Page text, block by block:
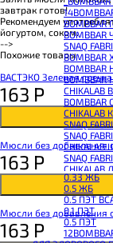
BOMBBAR
SNAQ
BOMBBAR
CHIKALAB
SNAQ
SNAQ
CHIKALAB
SNAQ
CHIKALAB
BOMBBAR
BOMBBAR
BOMBBAR
BOMBBAR
CHIKALAB
CHIKALAB
0.33 ЖБ
0.5 ЖБ
0.5 ПЭТ
0.1 ПЭТ
0.5 ПЭТ
завтрак готов!
Рекомендуем
йогуртом, соком.
-->
Похожие товары
ВАСТЭКО Зеленая
163 Р
Мюсли без добавления
163 Р
Мюсли без добавления
163 Р